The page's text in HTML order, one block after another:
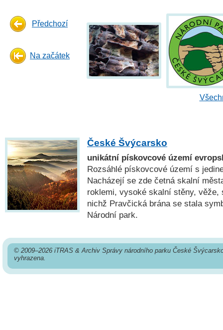
Předchozí
Na začátek
České Švýcarsko
unikátní pískovcové území
Rozsáhlé pískovcové území s
Nacházejí se zde četná skalní
roklemi, vysoké skalní stěny, věže,
nichž Pravčická brána se stala
Národní park.
© 2009–2026 iTRAS & Archiv Správy národního parku České
vyhrazena.